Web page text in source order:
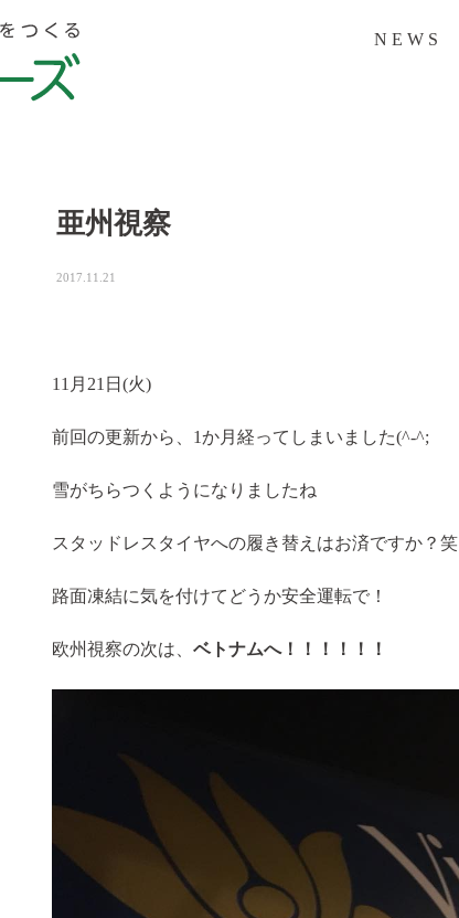
NEWS
亜州視察
2017.11.21
11月21日(火)
前回の更新から、1か月経ってしまいました(^-^;
雪がちらつくようになりましたね
スタッドレスタイヤへの履き替えはお済ですか？笑
路面凍結に気を付けてどうか安全運転で！
欧州視察の次は、 ベトナムへ！！！！！！